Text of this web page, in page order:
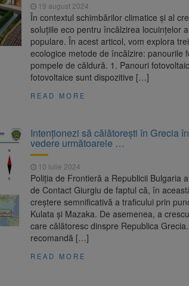
2026 Legea integrității, adoptată de Senat cu
19 august 2024
În contextul schimbărilor climatice și al
soluțiile eco pentru încălzirea locuințelor
populare. În acest articol, vom explora
ecologice metode de încălzire: panourile
pompele de căldură. 1. Panouri
fotovoltaice sunt dispozitive […]
READ MORE
Intenționezi să călătorești în Grecia
vedere următoarele …
10 iulie 2024
Poliția de Frontieră a Republicii Bulgaria
de Contact Giurgiu de faptul că, în
creștere semnificativă a traficului prin
Kulata și Mazaka. De asemenea, a
care călătoresc dinspre Republica
recomandă […]
READ MORE